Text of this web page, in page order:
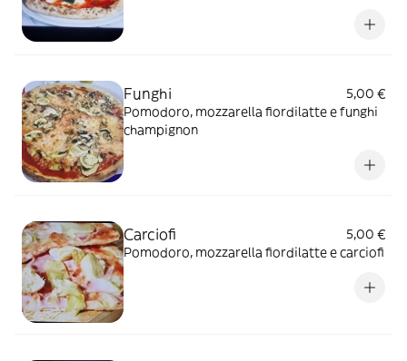
Funghi
5,00 €
Pomodoro, mozzarella fiordilatte e funghi
champignon
Carciofi
5,00 €
Pomodoro, mozzarella fiordilatte e carciofi